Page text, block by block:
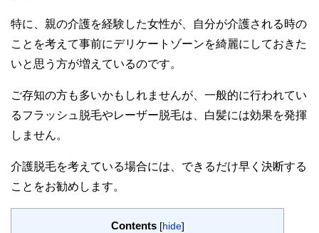
特に、親の介護を経験した女性が、自分が介護される時の
ことを考えて事前にデリケートゾーンを綺麗にしておきた
いと思う方が増えているのです。
ご存知の方も多いかもしれませんが、一般的に行われてい
るフラッシュ脱毛やレーザー脱毛は、白髪には効果を発揮
しません。
介護脱毛を考えている場合には、できるだけ早く決断する
ことをお勧めします。
Contents [hide]